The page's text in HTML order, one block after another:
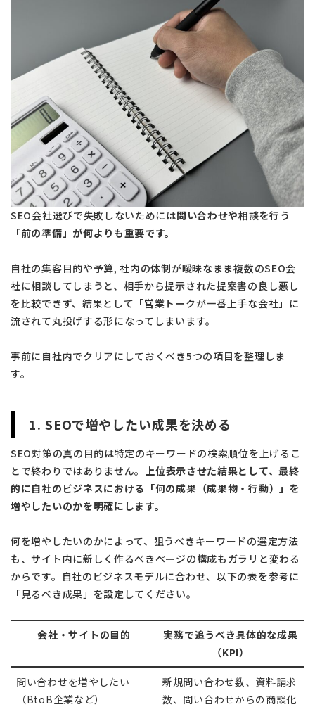
SEO会社選びで失敗しないためには問い合わせや相談を行う
「前の準備」が何よりも重要です。
自社の集客目的や予算, 社内の体制が曖昧なまま複数のSEO会
社に相談してしまうと、相手から提示された提案書の良し悪し
を比較できず、結果として「営業トークが一番上手な会社」に
流されて丸投げする形になってしまいます。
事前に自社内でクリアにしておくべき5つの項目を整理しま
す。
1. SEOで増やしたい成果を決める
SEO対策の真の目的は特定のキーワードの検索順位を上げるこ
とで終わりではありません。
上位表示させた結果として、最終
的に自社のビジネスにおける「何の成果（成果物・行動）」を
増やしたいのかを明確にします。
何を増やしたいのかによって、狙うべきキーワードの選定方法
も、サイト内に新しく作るべきページの構成もガラリと変わる
からです。自社のビジネスモデルに合わせ、以下の表を参考に
「見るべき成果」を設定してください。
会社・サイトの目的
実務で追うべき具体的な成果
（KPI）
問い合わせを増やしたい
（BtoB企業など）
新規問い合わせ数、資料請求
数、問い合わせからの商談化